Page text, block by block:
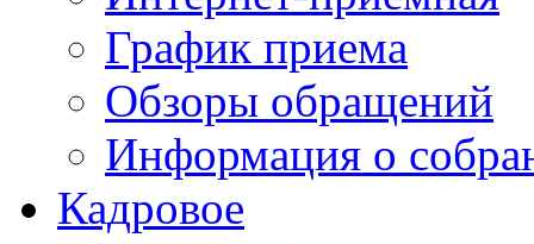
График приема
Обзоры обращений
Информация о
Кадровое